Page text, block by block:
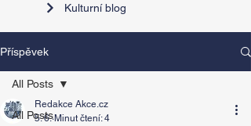
Kulturní blog
Příspěvek
All Posts
All Posts
Redakce Akce.cz
5. 6. Minut čtení: 4